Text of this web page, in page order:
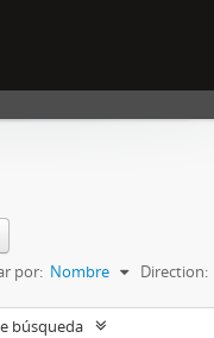
por: Nombre Direction:
búsqueda